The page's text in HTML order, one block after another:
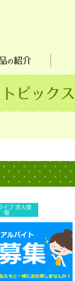
の紹介
ピックス
イフ 求人情
報